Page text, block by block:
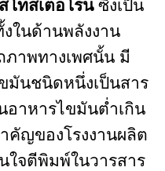
โทสเตอโรนซึ่งเป็น
ในด้านพลังงาน
ภาพทางเพศนั้น มี
ขมันชนิดหนึ่งเป็นสาร
อาหารไขมันต่ำเกิน
คัญของโรงงานผลิต
ใจตีพิมพ์ในวารสาร